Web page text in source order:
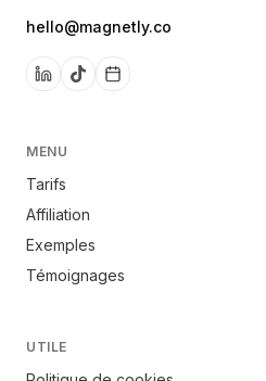
hello@magnetly.co
MENU
Tarifs
Affiliation
Exemples
Témoignages
UTILE